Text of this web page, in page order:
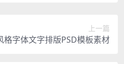
上一篇
格字体文字排版PSD模板素材